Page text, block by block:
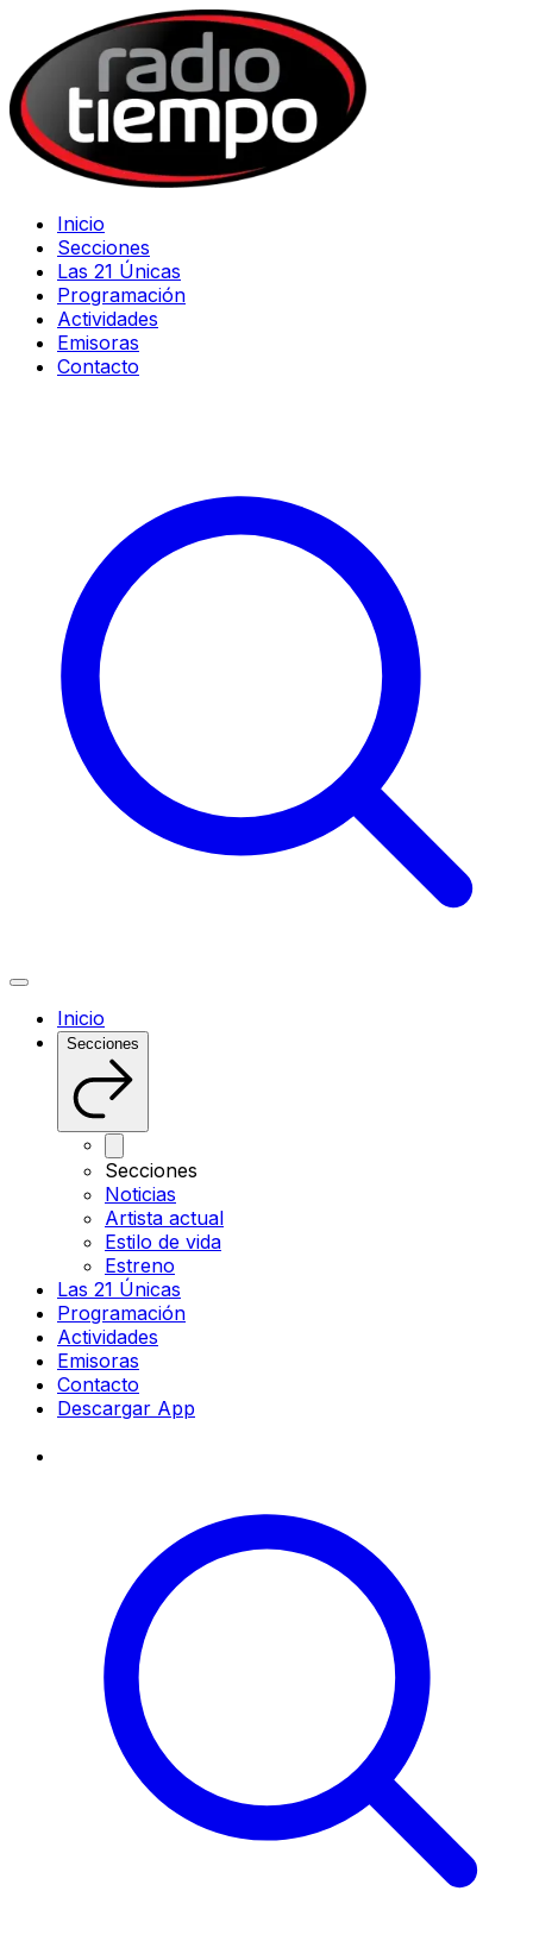
Inicio
Secciones
Las 21 Únicas
Programación
Actividades
Emisoras
Contacto
Inicio
Secciones
Secciones
Noticias
Artista actual
Estilo de vida
Estreno
Las 21 Únicas
Programación
Actividades
Emisoras
Contacto
Descargar App